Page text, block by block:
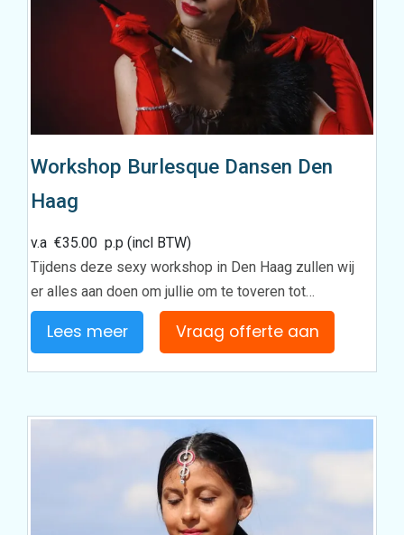
Workshop Burlesque Dansen Den
Haag
v.a€35.00 p.p (incl BTW)
Tijdens deze sexy workshop in Den Haag zullen wij
er alles aan doen om jullie om te toveren tot…
Lees meer Vraag offerte aan